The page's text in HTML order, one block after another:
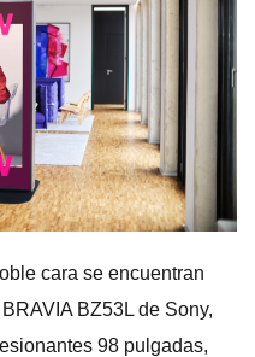
cara se encuentran
BZ53L de Sony,
98 pulgadas,